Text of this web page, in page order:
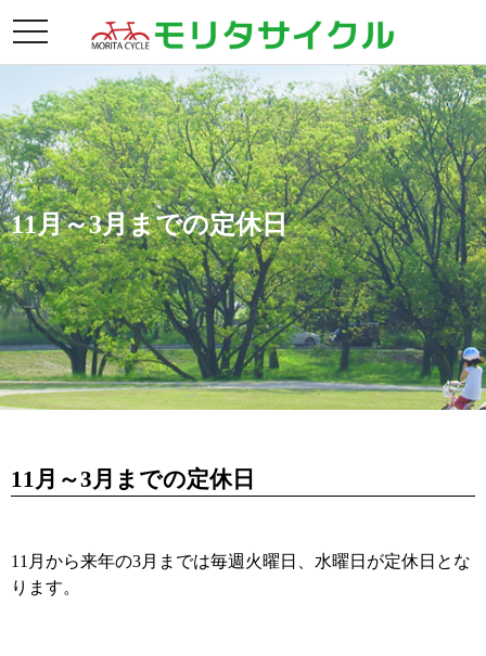
toggle
11月～3月までの定休日
11月～3月までの定休日
11月から来年の3月までは毎週火曜日、水曜日が定休日とな
ります。